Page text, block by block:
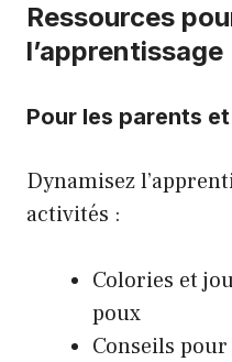
Ressources
l’apprentissage
Pour les parents
Dynamisez
activités :
Colories et
poux
Conseils